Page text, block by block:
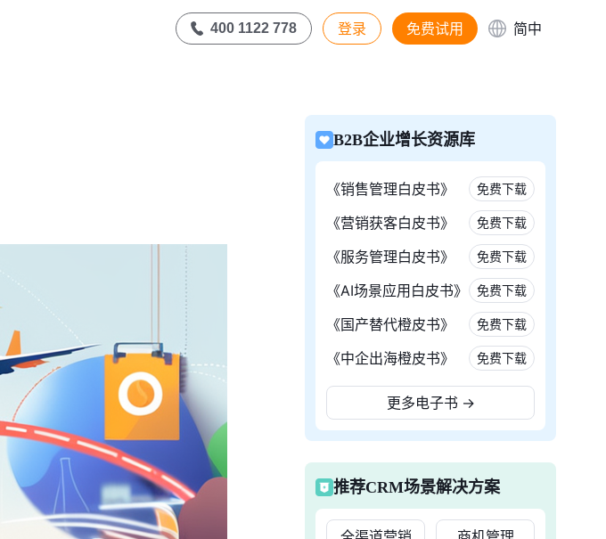
400 1122 778 登录 免费试用 简中
B2B企业增长资源库
《销售管理白皮书》 免费下载
《营销获客白皮书》 免费下载
《服务管理白皮书》 免费下载
《AI场景应用白皮书》 免费下载
《国产替代橙皮书》 免费下载
《中企出海橙皮书》 免费下载
更多电子书 →
推荐CRM场景解决方案